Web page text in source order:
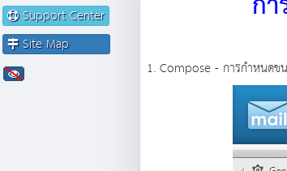
1. Compose - การกำหนด
Support Center
Site Map